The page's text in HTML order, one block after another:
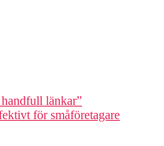
länkar”
för småföretagare